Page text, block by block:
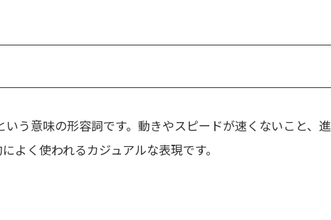
う意味の形容詞です。動きやスピードが速くないこと、進
よく使われるカジュアルな表現です。